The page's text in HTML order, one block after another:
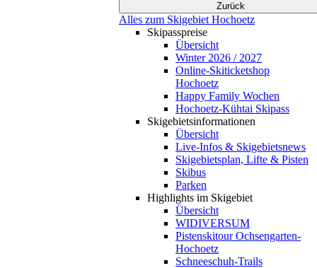
Zurück
Alles zum Skigebiet Hochoetz
Skipasspreise
Übersicht
Winter 2026 / 2027
Online-Skiticketshop
Hochoetz
Happy Family Wochen
Hochoetz-Kühtai Skipass
Skigebietsinformationen
Übersicht
Live-Infos & Skigebietsnews
Skigebietsplan, Lifte & Pisten
Skibus
Parken
Highlights im Skigebiet
Übersicht
WIDIVERSUM
Pistenskitour Ochsengarten-
Hochoetz
Schneeschuh-Trails